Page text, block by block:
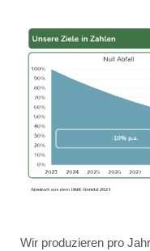
Wir produzieren pro